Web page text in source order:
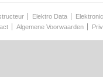
Elektro Data
Algemene Voorwaarden